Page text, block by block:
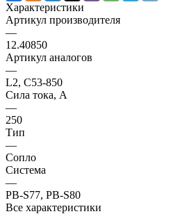
Характеристики
Артикул производителя
—
12.40850
Артикул аналогов
—
L2, C53-850
Сила тока, А
—
250
Тип
—
Сопло
Система
—
PB-S77, PB-S80
Все характеристики